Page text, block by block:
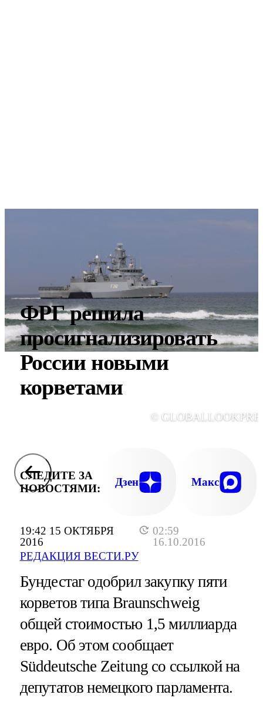
19:42 15 ОКТЯБРЯ
2016
02:59
16.10.2016
РЕДАКЦИЯ ВЕСТИ.РУ
ФРГ решила
просигнализировать
России новыми
корветами
©
СЛЕДИТЕ ЗА
НОВОСТЯМИ:
Дзен Макс
Бундестаг одобрил закупку пяти
корветов типа Braunschweig
общей стоимостью 1,5 миллиарда
евро. Об этом сообщает
Süddeutsche Zeitung со ссылкой на
депутатов немецкого парламента.